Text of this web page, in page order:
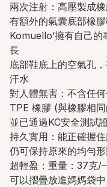
兩次注射：高壓製成
有額外的氣囊底部橡
Komuello’擁有自己
長
底部鞋底上的空氣孔
汗水
對人體無害：不含任
TPE 橡膠 (與橡膠相
並已通過KC安全測試
持久實用：能正確握
仍可保持原來的均勻
超輕盈：重量：37克/
可以摺疊放進媽媽袋